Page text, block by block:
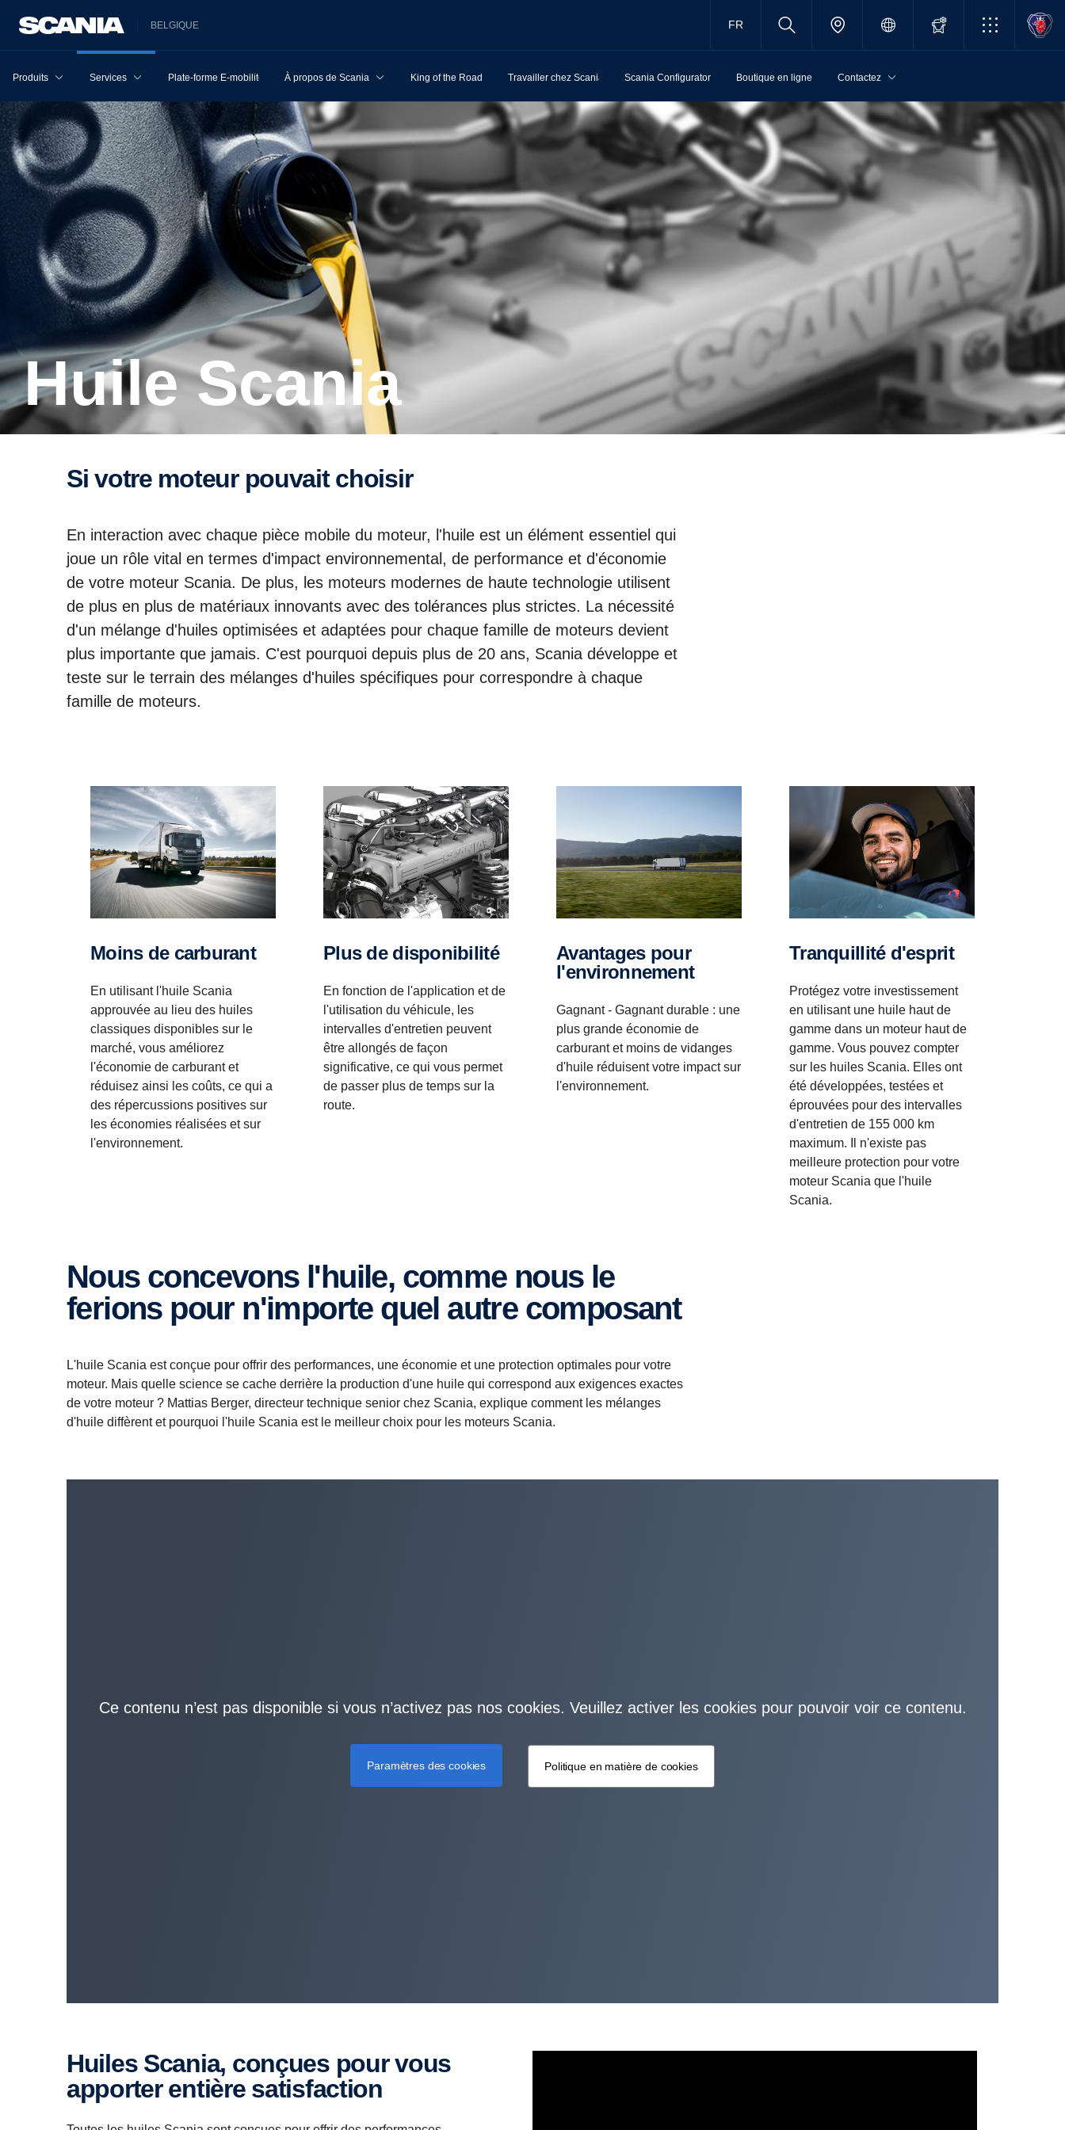
BELGIQUE FR
Produits Services Plate-forme E-mobilité À propos de Scania King of the Road Travailler chez Scania Scania Configurator Boutique en ligne Contactez
Huile Scania
Si votre moteur pouvait choisir
En interaction avec chaque pièce mobile du moteur, l'huile est un élément essentiel qui
joue un rôle vital en termes d'impact environnemental, de performance et d'économie
de votre moteur Scania. De plus, les moteurs modernes de haute technologie utilisent
de plus en plus de matériaux innovants avec des tolérances plus strictes. La nécessité
d'un mélange d'huiles optimisées et adaptées pour chaque famille de moteurs devient
plus importante que jamais. C'est pourquoi depuis plus de 20 ans, Scania développe et
teste sur le terrain des mélanges d'huiles spécifiques pour correspondre à chaque
famille de moteurs.
Moins de carburant
En utilisant l'huile Scania
approuvée au lieu des huiles
classiques disponibles sur le
marché, vous améliorez
l'économie de carburant et
réduisez ainsi les coûts, ce qui a
des répercussions positives sur
les économies réalisées et sur
l'environnement.
Plus de disponibilité
En fonction de l'application et de
l'utilisation du véhicule, les
intervalles d'entretien peuvent
être allongés de façon
significative, ce qui vous permet
de passer plus de temps sur la
route.
Avantages pour
l'environnement
Gagnant - Gagnant durable : une
plus grande économie de
carburant et moins de vidanges
d'huile réduisent votre impact sur
l'environnement.
Tranquillité d'esprit
Protégez votre investissement
en utilisant une huile haut de
gamme dans un moteur haut de
gamme. Vous pouvez compter
sur les huiles Scania. Elles ont
été développées, testées et
éprouvées pour des intervalles
d'entretien de 155 000 km
maximum. Il n'existe pas
meilleure protection pour votre
moteur Scania que l'huile
Scania.
Nous concevons l'huile, comme nous le
ferions pour n'importe quel autre composant
L'huile Scania est conçue pour offrir des performances, une économie et une protection optimales pour votre
moteur. Mais quelle science se cache derrière la production d'une huile qui correspond aux exigences exactes
de votre moteur ? Mattias Berger, directeur technique senior chez Scania, explique comment les mélanges
d'huile diffèrent et pourquoi l'huile Scania est le meilleur choix pour les moteurs Scania.
Ce contenu n’est pas disponible si vous n’activez pas nos cookies. Veuillez activer les cookies pour pouvoir voir ce contenu.
Paramètres des cookies Politique en matière de cookies
Huiles Scania, conçues pour vous
apporter entière satisfaction